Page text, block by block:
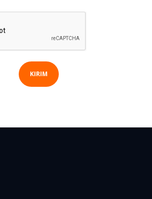
KIRIM